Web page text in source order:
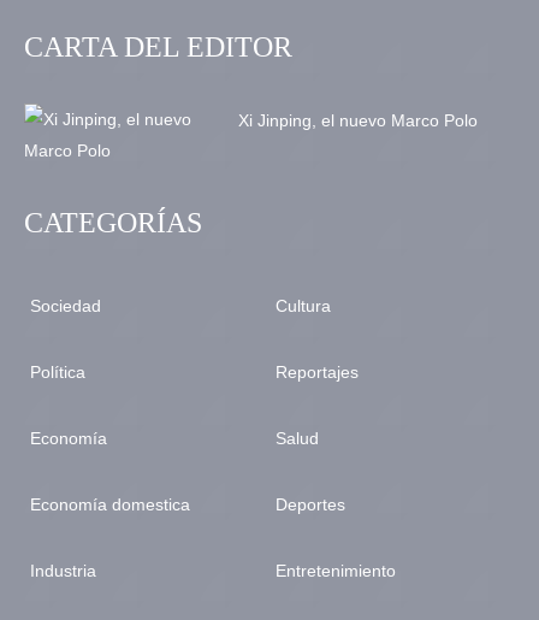
CARTA DEL EDITOR
Xi Jinping, el nuevo Marco Polo
CATEGORÍAS
Sociedad
Política
Economía
Economía domestica
Industria
Cultura
Reportajes
Salud
Deportes
Entretenimiento